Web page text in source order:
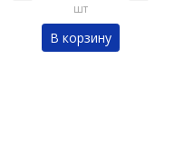
шт
В корзину